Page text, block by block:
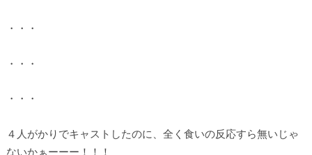
・・・
・・・
・・・
４人がかりでキャストしたのに、全く食いの反応すら無いじゃ
ないかぁーーー！！！